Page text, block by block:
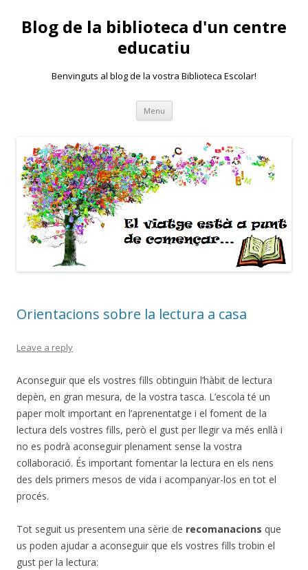
Blog de la biblioteca d'un centre
educatiu
Benvinguts al blog de la vostra Biblioteca Escolar!
Menu Skip
content
Orientacions sobre la lectura a casa
Leave a reply
Aconseguir que els vostres fills obtinguin l’hàbit de lectura
depèn, en gran mesura, de la vostra tasca. L’escola té un
paper molt important en l’aprenentatge i el foment de la
lectura dels vostres fills, però el gust per llegir va més enllà i
no es podrà aconseguir plenament sense la vostra
col·laboració. És important fomentar la lectura en els nens
des dels primers mesos de vida i acompanyar-los en tot el
procés.
Tot seguit us presentem una sèrie de recomanacions que
us poden ajudar a aconseguir que els vostres fills trobin el
gust per la lectura: